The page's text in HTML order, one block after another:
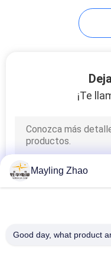
Cable
cables
¡Te
Mayling Zhao
Good day, what product